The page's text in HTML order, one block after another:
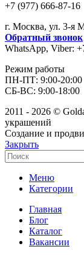
+7 (977) 666-87-16
г. Москва, ул. 3-я
Обратный звонок
WhatsApp, Viber:
Режим работы
ПН-ПТ: 9:00-20:00
СБ-ВС: 9:00-18:00
2011 - 2026 ©
украшений
Создание и
Закрыть
Меню
Категории
Главная
Блог
Каталог
Вакансии